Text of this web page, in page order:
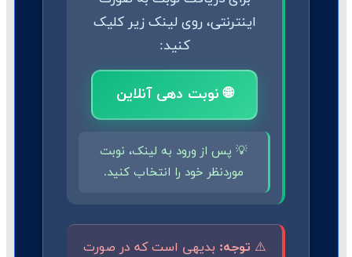
اینترنتی، روی لینک زیر کلیک
کنید:
🌐 نوبت دهی آنلاین
💡 پس از ورود به لینک، نوبت
موردنظر خود را انتخاب کنید.
⚠️ توجه: بدیهی است که در صورت